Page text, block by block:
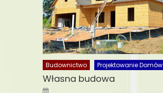
Budownictwo Projektowanie Domów
Własna budowa